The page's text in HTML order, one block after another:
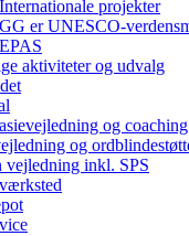
Internationale projekter
GG er UNESCO-
EPAS
aktiviteter og udvalg
og coaching
og
vejledning inkl. SPS